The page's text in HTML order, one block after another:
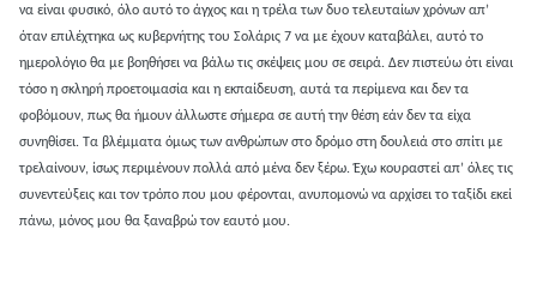
να είναι φυσικό, όλο αυτό το άγχος και η τρέλα των δυο τελευταίων χρόνων απ’
όταν επιλέχτηκα ως κυβερνήτης του Σολάρις 7 να με έχουν καταβάλει, αυτό το
ημερολόγιο θα με βοηθήσει να βάλω τις σκέψεις μου σε σειρά. Δεν πιστεύω ότι είναι
τόσο η σκληρή προετοιμασία και η εκπαίδευση, αυτά τα περίμενα και δεν τα
φοβόμουν, πως θα ήμουν άλλωστε σήμερα σε αυτή την θέση εάν δεν τα είχα
συνηθίσει. Τα βλέμματα όμως των ανθρώπων στο δρόμο στη δουλειά στο σπίτι με
τρελαίνουν, ίσως περιμένουν πολλά από μένα δεν ξέρω. Έχω κουραστεί απ’ όλες τις
συνεντεύξεις και τον τρόπο που μου φέρονται, ανυπομονώ να αρχίσει το ταξίδι εκεί
πάνω, μόνος μου θα ξαναβρώ τον εαυτό μου.